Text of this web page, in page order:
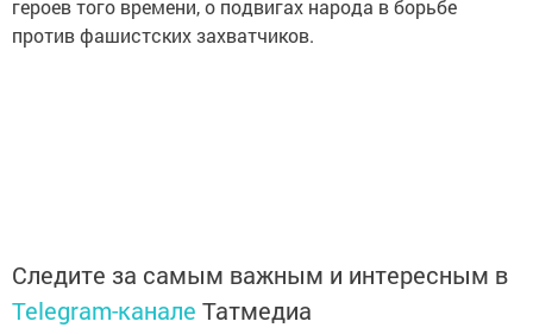
героев того времени, о подвигах народа в борьбе
против фашистских захватчиков.
Следите за самым важным и интересным в
Telegram-канале Татмедиа